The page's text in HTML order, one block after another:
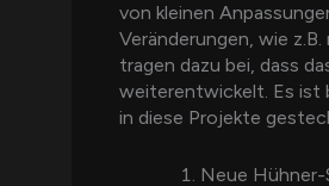
von kleinen
Veränderungen, wie
tragen dazu bei, dass
weiterentwickelt. Es ist
in diese Projekte
Neue Hühner-